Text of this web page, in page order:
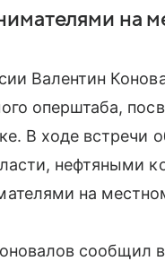
на
Валентин
оперштаба,
В ходе встречи
нефтяными
на
сообщил